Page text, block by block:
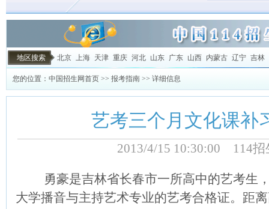
地区搜索 北京 上海 天津 重庆 河北 山东 广东 山西 内蒙古 辽宁 吉林
您的位置： 中国招生网首页 >> 报考指南 >> 详细信息
艺考三个月文化课补
2013/4/15 10:30:00 114招
勇豪是吉林省长春市一所高中的艺考生，
大学播音与主持艺术专业的艺考合格证。距